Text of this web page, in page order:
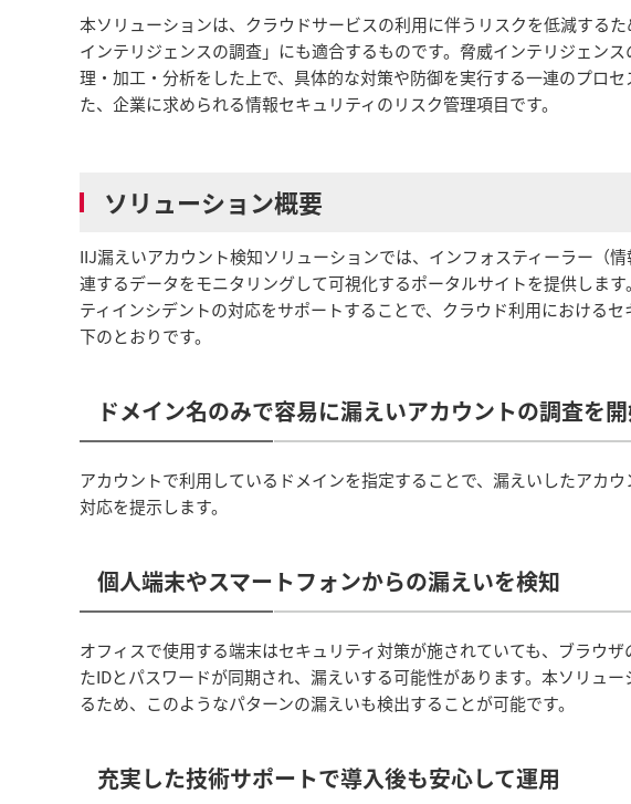
本ソリューションは、クラウドサービスの利用に伴うリスクを低減する
インテリジェンスの調査」にも適合するものです。脅威インテリジェン
理・加工・分析をした上で、具体的な対策や防御を実行する一連のプロ
た、企業に求められる情報セキュリティのリスク管理項目です。
ソリューション概要
IIJ漏えいアカウント検知ソリューションでは、インフォスティーラー（
連するデータをモニタリングして可視化するポータルサイトを提供しま
ティインシデントの対応をサポートすることで、クラウド利用における
下のとおりです。
ドメイン名のみで容易に漏えいアカウントの調査を
アカウントで利用しているドメインを指定することで、漏えいしたアカ
対応を提示します。
個人端末やスマートフォンからの漏えいを検知
オフィスで使用する端末はセキュリティ対策が施されていても、ブラウ
たIDとパスワードが同期され、漏えいする可能性があります。本ソリュ
るため、このようなパターンの漏えいも検出することが可能です。
充実した技術サポートで導入後も安心して運用